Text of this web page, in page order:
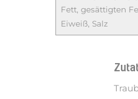
Fett, gesättigten
Eiweiß, Salz